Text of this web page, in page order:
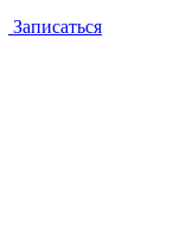
Записаться